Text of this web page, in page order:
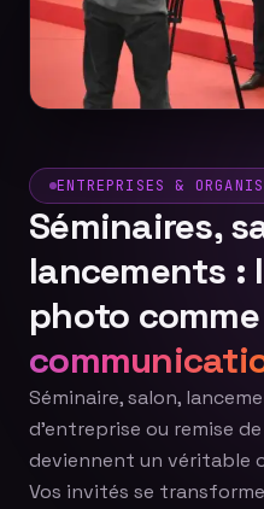
ENTREPRISES &
Séminaires,
lancements :
photo comme
Séminaire, salon,
d'entreprise ou remise
deviennent un véritable
Vos invités se